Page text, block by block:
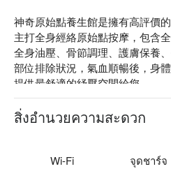
神奇原始點養生館是擁有高評價
主打全身經絡原始點按摩，包含
全身油壓、骨節調理、護膚保養
部位排除狀況，氣血順暢後，身
提供最舒適的紓壓空間給您。
神奇原始點評價：Google 4.4 星
神奇原始點由資深美容師用心打
神奇原始點養生館預約、神奇原
สิ่งอำนวยความสะดวก
Wi-Fi จุดชาร์จ